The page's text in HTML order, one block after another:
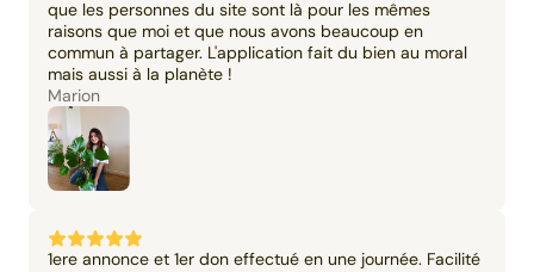
que les personnes du site sont là pour les mêmes
raisons que moi et que nous avons beaucoup en
commun à partager. L'application fait du bien au moral
mais aussi à la planète !
Marion
1ere annonce et 1er don effectué en une journée. Facilité